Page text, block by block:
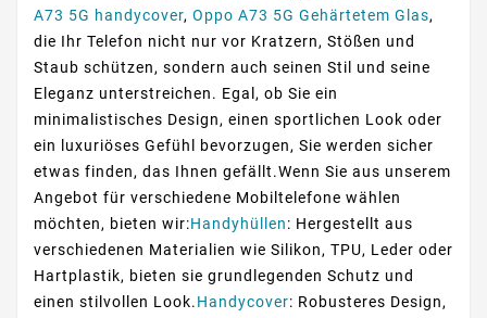
A73 5G handycover, Oppo A73 5G Gehärtetem Glas,
die Ihr Telefon nicht nur vor Kratzern, Stößen und
Staub schützen, sondern auch seinen Stil und seine
Eleganz unterstreichen. Egal, ob Sie ein
minimalistisches Design, einen sportlichen Look oder
ein luxuriöses Gefühl bevorzugen, Sie werden sicher
etwas finden, das Ihnen gefällt.Wenn Sie aus unserem
Angebot für verschiedene Mobiltelefone wählen
möchten, bieten wir:Handyhüllen: Hergestellt aus
verschiedenen Materialien wie Silikon, TPU, Leder oder
Hartplastik, bieten sie grundlegenden Schutz und
einen stilvollen Look.Handycover: Robusteres Design,